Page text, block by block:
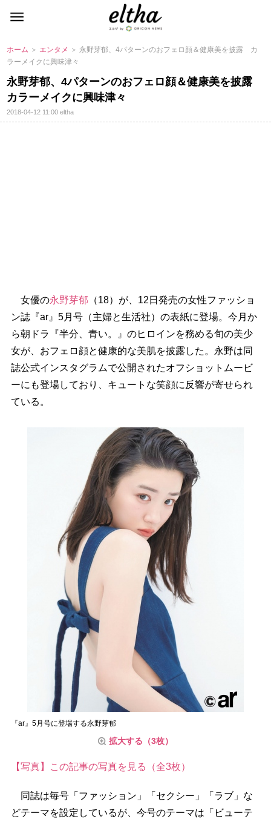
ホーム ＞ エンタメ ＞ 永野芽郁、4パターンのおフェロ顔＆健康美を披露 カ
ラーメイクに興味津々
永野芽郁、4パターンのおフェロ顔＆健康美を披露
カラーメイクに興味津々
2018-04-12 11:00eltha
女優の永野芽郁 （18）が、12日発売の女性ファッショ
ン誌『ar』5月号（主婦と生活社）の表紙に登場。今月か
ら朝ドラ『半分、青い。』のヒロインを務める旬の美少
女が、おフェロ顔と健康的な美肌を披露した。永野は同
誌公式インスタグラムで公開されたオフショットムービ
ーにも登場しており、キュートな笑顔に反響が寄せられ
ている。
『ar』5月号に登場する永野芽郁
拡大する（3枚）
【写真】この記事の写真を見る（全3枚）
同誌は毎号「ファッション」「セクシー」「ラブ」な
どテーマを設定しているが、今号のテーマは「ビューテ